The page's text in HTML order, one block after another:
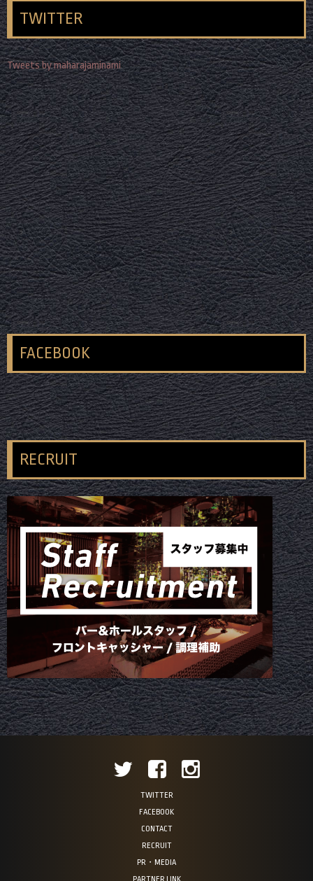
TWITTER
Tweets by maharajaminami
FACEBOOK
RECRUIT
TWITTER
FACEBOOK
CONTACT
RECRUIT
PR・MEDIA
PARTNER LINK